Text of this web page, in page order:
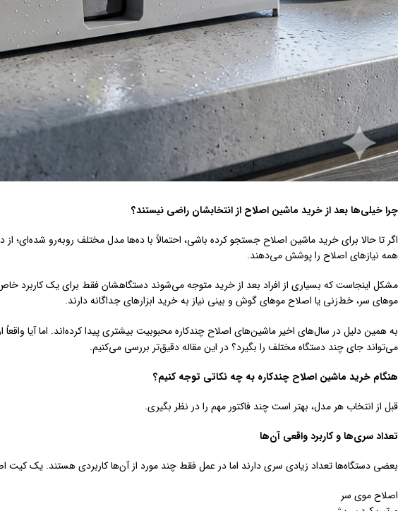
چرا خیلی‌ها بعد از خرید ماشین اصلاح از انتخابشان راضی نیستند؟
اگر تا حالا برای خرید ماشین اصلاح جستجو کرده باشی، احتمالاً با ده‌ها مدل مختلف روبه‌رو
همه نیازهای اصلاح را پوشش می‌دهند.
مشکل اینجاست که بسیاری از افراد بعد از خرید متوجه می‌شوند دستگاهشان فقط برای یک
موهای سر، خط‌زنی یا اصلاح موهای گوش و بینی نیاز به خرید ابزارهای جداگانه دارند.
به همین دلیل در سال‌های اخیر ماشین‌های اصلاح چندکاره محبوبیت بیشتری پیدا کرده‌اند. اما آیا واقعاً
می‌تواند جای چند دستگاه مختلف را بگیرد؟ در این مقاله دقیق‌تر بررسی می‌کنیم.
هنگام خرید ماشین اصلاح چندکاره به چه نکاتی توجه کنیم؟
قبل از انتخاب هر مدل، بهتر است چند فاکتور مهم را در نظر بگیری.
تعداد سری‌ها و کاربرد واقعی آن‌ها
بعضی دستگاه‌ها تعداد زیادی سری دارند اما در عمل فقط چند مورد از آن‌ها کاربردی هستند. یک کیت
اصلاح موی سر